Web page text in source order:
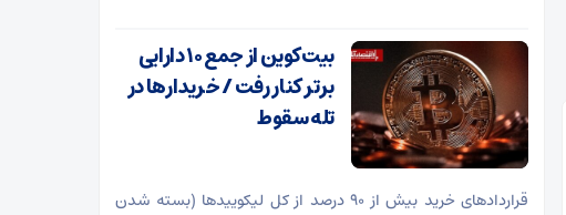
بیت‌کوین از جمع ۱۰ دارایی
برتر کنار رفت / خریدار‌ها در
تله سقوط
قرارداد‌های خرید بیش از ۹۰ درصد از کل لیکویید‌ها (بسته شدن